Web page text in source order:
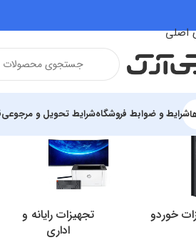
اصلی
شرایط و ضوابط فروشگاهشرایط تحویل و مرجوعی
خوردو
تجهیزات رایانه و
اداری